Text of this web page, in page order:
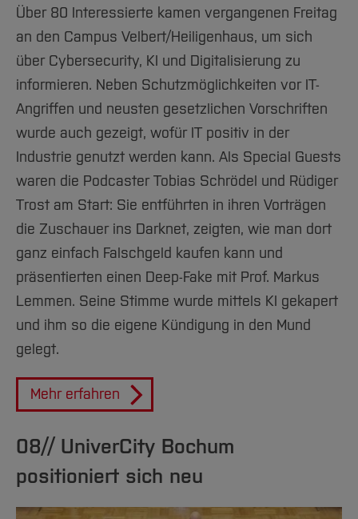
Über 80 Interessierte kamen vergangenen Freitag
an den Campus Velbert/Heiligenhaus, um sich
über Cybersecurity, KI und Digitalisierung zu
informieren. Neben Schutzmöglichkeiten vor IT-
Angriffen und neusten gesetzlichen Vorschriften
wurde auch gezeigt, wofür IT positiv in der
Industrie genutzt werden kann. Als Special Guests
waren die Podcaster Tobias Schrödel und Rüdiger
Trost am Start: Sie entführten in ihren Vorträgen
die Zuschauer ins Darknet, zeigten, wie man dort
ganz einfach Falschgeld kaufen kann und
präsentierten einen Deep-Fake mit Prof. Markus
Lemmen. Seine Stimme wurde mittels KI gekapert
und ihm so die eigene Kündigung in den Mund
gelegt.
Mehr erfahren
08// UniverCity Bochum
positioniert sich neu